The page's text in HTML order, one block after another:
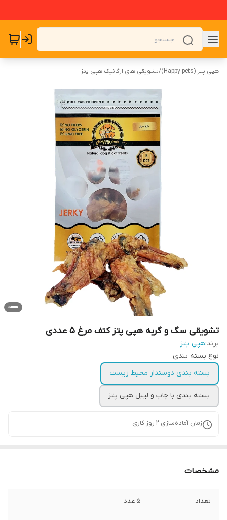
هپی پتز (Happy pets) /تشویقی های ارگانیک هپی پتز
تشویقی سگ و گربه هپی پتز کتف مرغ ۵ عددی
برند:هپی پتز
نوع بسته بندی
بسته بندی دوستدار محیط زیست
بسته بندی با چاپ و لیبل هپی پتز
زمان آماده‌سازی 2 روز کاری
مشخصات
تعداد ۵ عدد